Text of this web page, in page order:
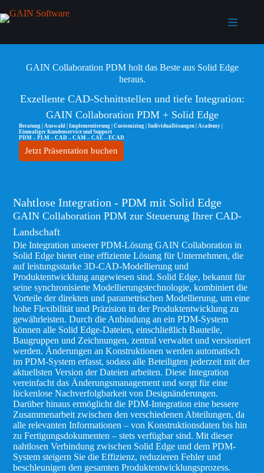
Menu
GAIN Collaboration PDM holt das Beste aus Solid Edge
heraus.
Exzellente CAD-Schnittstellen und tiefe Integration:
GAIN Collaboration PDM + Solid Edge
Beratung | Auswahl | Implementierung | Customizing | Individuallösungen | Academy |
Einmaliger Kundenservice und Support
PDM – PLM – CAD – CAM – CAE – ECAD
Jetzt Präsentation buchen
Nahtlose Integration - PDM mit Solid Edge
GAIN Collaboration PDM zur Steuerung Ihrer CAD-
Landschaft
Die Integration unserer PDM-Lösung GAIN Collaboration in
Solid Edge bietet eine effiziente Lösung für Unternehmen, die
auf leistungsstarke 3D-CAD-Modellierung und
Produktentwicklung angewiesen sind. Solid Edge, bekannt für
seine synchronisierte Modellierungstechnologie, kombiniert die
Vorteile der direkten und parametrischen Modellierung, um eine
hohe Flexibilität und Präzision in der Produktentwicklung zu
gewährleisten. Durch die Anbindung an ein PDM-System
können alle Solid Edge-Dateien, einschließlich Bauteile,
Baugruppen und Zeichnungen, zentral verwaltet und versioniert
werden. Änderungen an Konstruktionen werden automatisch
im PDM-System erfasst, sodass alle Beteiligten jederzeit mit der
aktuellsten Version der Dateien arbeiten. Diese Integration
vereinfacht das Änderungsmanagement und sorgt für eine
lückenlose Nachverfolgbarkeit von Designänderungen.
Darüber hinaus ermöglicht die PDM-Integration eine bessere
Zusammenarbeit zwischen den verschiedenen Abteilungen, da
alle relevanten Informationen – von Konstruktionsdaten bis hin
zu Fertigungsdokumenten – stets verfügbar sind. Mit dieser
nahtlosen Verbindung zwischen Solid Edge und dem PDM-
System steigern Sie die Effizienz, reduzieren Fehler und
beschleunigen den gesamten Produktentwicklungsprozess.